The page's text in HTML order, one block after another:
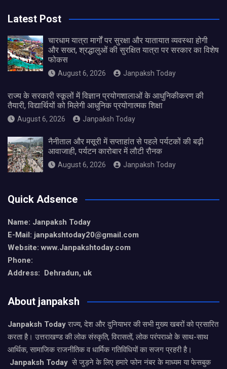
Latest Post
चारधाम यात्रा मार्गों पर सुरक्षा और यातायात व्यवस्था होगी
और सख्त, श्रद्धालुओं की सुरक्षित यात्रा पर सरकार का विशेष
फोकस
August 6, 2026 Janpaksh Today
राज्य के सरकारी स्कूलों में विज्ञान प्रयोगशालाओं के आधुनिकीकरण की
तैयारी, विद्यार्थियों को मिलेगी आधुनिक प्रयोगात्मक शिक्षा
August 6, 2026 Janpaksh Today
नैनीताल और मसूरी में सप्ताहांत से पहले पर्यटकों की बढ़ी
आवाजाही, पर्यटन कारोबार में लौटी रौनक
August 6, 2026 Janpaksh Today
Quick Adsence
Name: Janpaksh Today
E-Mail: janpakshtoday20@gmail.com
Website: www.Janpakshtoday.com
Phone:
Address: Dehradun, uk
About janpaksh
Janpaksh Todayराज्य, देश और दुनियाभर की सभी मुख्य खबरों को प्रसारित
करता है। उत्तराखण्ड की लोक संस्कृति, विरासतों, लोक परंपराओ के साथ-साथ
आर्थिक, सामाजिक राजनीतिक व धार्मिक गतिविधियों का सजग प्रहरी है।
Janpaksh Today से जुड़ने के लिए हमारे फोन नंबर के माध्यम या फेसबुक